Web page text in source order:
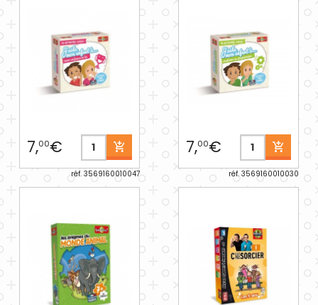
7,00€
réf. 3569160010047
7,00€
réf. 3569160010030